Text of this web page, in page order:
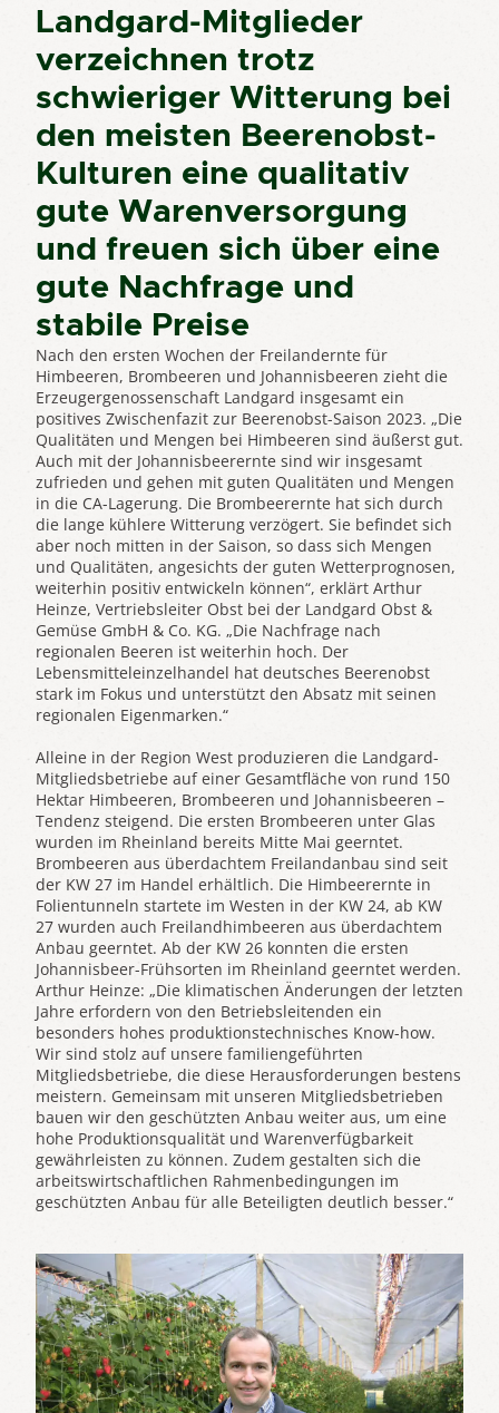
Landgard-Mitglieder
verzeichnen trotz
schwieriger Witterung bei
den meisten Beerenobst-
Kulturen eine qualitativ
gute Warenversorgung
und freuen sich über eine
gute Nachfrage und
stabile Preise
Nach den ersten Wochen der Freilandernte für
Himbeeren, Brombeeren und Johannisbeeren zieht die
Erzeugergenossenschaft Landgard insgesamt ein
positives Zwischenfazit zur Beerenobst-Saison 2023. „Die
Qualitäten und Mengen bei Himbeeren sind äußerst gut.
Auch mit der Johannisbeerernte sind wir insgesamt
zufrieden und gehen mit guten Qualitäten und Mengen
in die CA-Lagerung. Die Brombeerernte hat sich durch
die lange kühlere Witterung verzögert. Sie befindet sich
aber noch mitten in der Saison, so dass sich Mengen
und Qualitäten, angesichts der guten Wetterprognosen,
weiterhin positiv entwickeln können“, erklärt Arthur
Heinze, Vertriebsleiter Obst bei der Landgard Obst &
Gemüse GmbH & Co. KG. „Die Nachfrage nach
regionalen Beeren ist weiterhin hoch. Der
Lebensmitteleinzelhandel hat deutsches Beerenobst
stark im Fokus und unterstützt den Absatz mit seinen
regionalen Eigenmarken.“
Alleine in der Region West produzieren die Landgard-
Mitgliedsbetriebe auf einer Gesamtfläche von rund 150
Hektar Himbeeren, Brombeeren und Johannisbeeren –
Tendenz steigend. Die ersten Brombeeren unter Glas
wurden im Rheinland bereits Mitte Mai geerntet.
Brombeeren aus überdachtem Freilandanbau sind seit
der KW 27 im Handel erhältlich. Die Himbeerernte in
Folientunneln startete im Westen in der KW 24, ab KW
27 wurden auch Freilandhimbeeren aus überdachtem
Anbau geerntet. Ab der KW 26 konnten die ersten
Johannisbeer-Frühsorten im Rheinland geerntet werden.
Arthur Heinze: „Die klimatischen Änderungen der letzten
Jahre erfordern von den Betriebsleitenden ein
besonders hohes produktionstechnisches Know-how.
Wir sind stolz auf unsere familiengeführten
Mitgliedsbetriebe, die diese Herausforderungen bestens
meistern. Gemeinsam mit unseren Mitgliedsbetrieben
bauen wir den geschützten Anbau weiter aus, um eine
hohe Produktionsqualität und Warenverfügbarkeit
gewährleisten zu können. Zudem gestalten sich die
arbeitswirtschaftlichen Rahmenbedingungen im
geschützten Anbau für alle Beteiligten deutlich besser.“